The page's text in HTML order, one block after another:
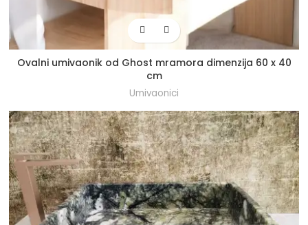
Ovalni umivaonik od Ghost mramora dimenzija 60 x 40
cm
Umivaonici